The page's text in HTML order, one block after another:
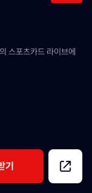
스포츠카드 라이브에
기